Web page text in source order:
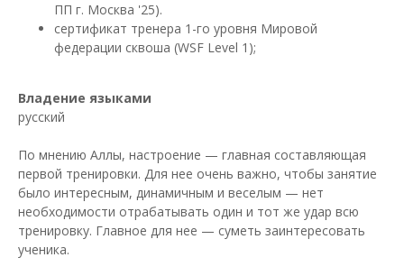
ПП г. Москва '25).
сертификат тренера 1-го уровня Мировой
федерации сквоша (WSF Level 1);
Владение языками
русский
По мнению Аллы, настроение — главная составляющая
первой тренировки. Для нее очень важно, чтобы занятие
было интересным, динамичным и веселым — нет
необходимости отрабатывать один и тот же удар всю
тренировку. Главное для нее — суметь заинтересовать
ученика.